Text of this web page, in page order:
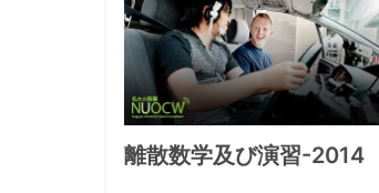
離散数学及び演習-2014